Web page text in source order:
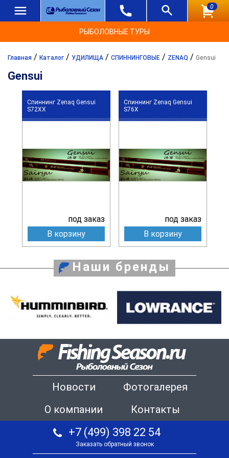
0
РЫБОЛОВНЫЕ ТУРЫ
Главная / Каталог / УДИЛИЩА / СПИННИНГОВЫЕ / ZENAQ / Gensui
Gensui
Спиннинг Zenaq Gensui
S72XX
под заказ
В корзину
Спиннинг Zenaq Gensui
S76X
под заказ
В корзину
Наши бренды
Новости
Фотогалерея
О компании
Контакты
+7 (499) 398 22 54
Заказать обратный звонок